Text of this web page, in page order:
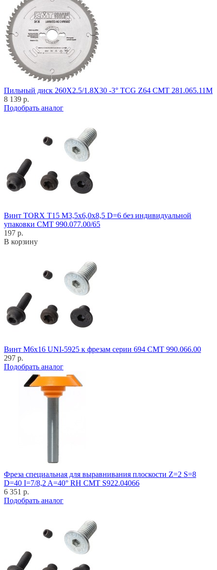
Пильный диск 260X2.5/1.8X30 -3° TCG Z64 CMT 281.065.11M
8 139 р.
Подобрать аналог
Винт TORX T15 M3,5x6,0x8,5 D=6 без индивидуальной
упаковки CMT 990.077.00/65
197 р.
В корзину
Винт M6x16 UNI-5925 к фрезам серии 694 CMT 990.066.00
297 р.
Подобрать аналог
Фреза специальная для выравнивания плоскости Z=2 S=8
D=40 I=7/8,2 A=40° RH CMT S922.04066
6 351 р.
Подобрать аналог